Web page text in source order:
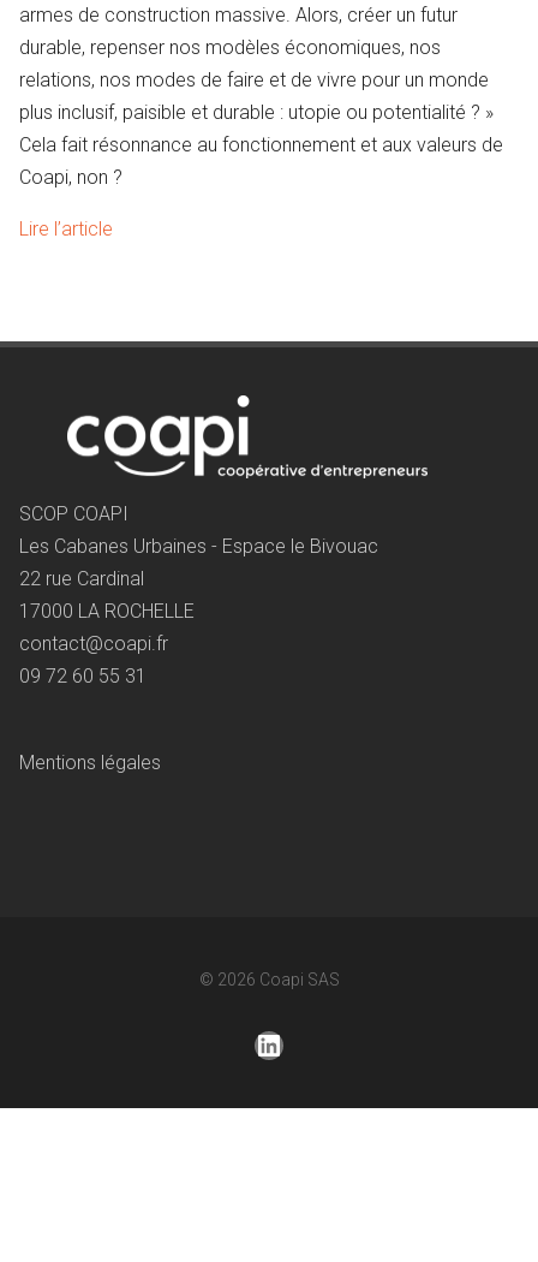
armes de construction massive. Alors, créer un futur
durable, repenser nos modèles économiques, nos
relations, nos modes de faire et de vivre pour un monde
plus inclusif, paisible et durable : utopie ou potentialité ? »
Cela fait résonnance au fonctionnement et aux valeurs de
Coapi, non ?
Lire l’article
SCOP COAPI
Les Cabanes Urbaines - Espace le Bivouac
22 rue Cardinal
17000 LA ROCHELLE
contact@coapi.fr
09 72 60 55 31
Mentions légales
© 2026 Coapi SAS
LinkedIn